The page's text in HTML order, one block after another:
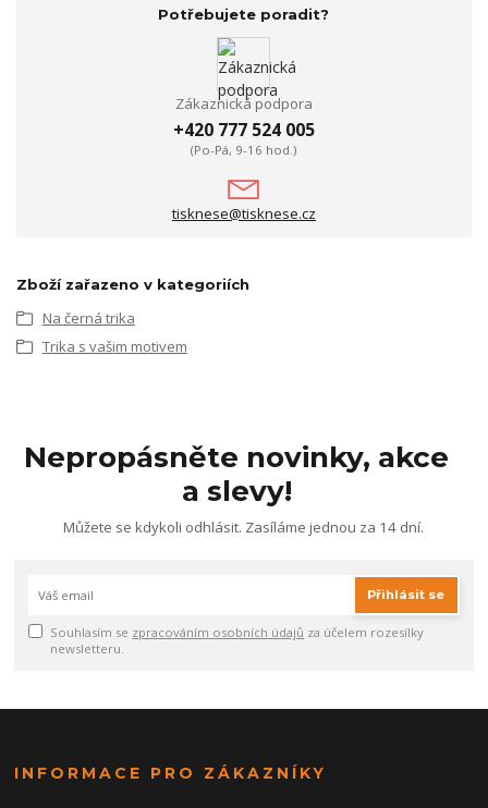
Potřebujete poradit?
Zákaznická podpora
+420 777 524 005
(Po-Pá, 9-16 hod.)
tisknese@tisknese.cz
Zboží zařazeno v kategoriích
Na černá trika
Trika s vašim motivem
Nepropásněte novinky, akce
a slevy!
Můžete se kdykoli odhlásit. Zasíláme jednou za 14 dní.
Přihlásit se
Souhlasím se zpracováním osobních údajů za účelem rozesílky
newsletteru.
INFORMACE PRO ZÁKAZNÍKY